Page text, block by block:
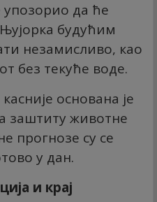
упозорио да ће
будућим
незамисливо, као
без текуће воде.
основана је
заштиту животне
прогнозе су се
у дан.
и крај